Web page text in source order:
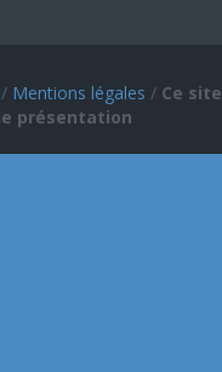
Mentions légales / Ce site
présentation